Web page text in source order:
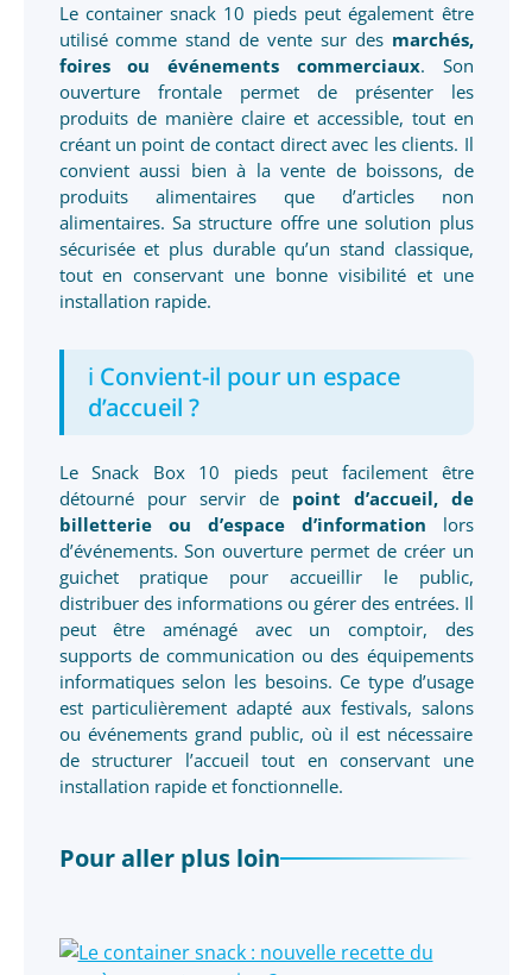
Le container snack 10 pieds peut également être
utilisé comme stand de vente sur des marchés,
foires ou événements commerciaux. Son
ouverture frontale permet de présenter les
produits de manière claire et accessible, tout en
créant un point de contact direct avec les clients. Il
convient aussi bien à la vente de boissons, de
produits alimentaires que d’articles non
alimentaires. Sa structure offre une solution plus
sécurisée et plus durable qu’un stand classique,
tout en conservant une bonne visibilité et une
installation rapide.
ℹ️ Convient-il pour un espace
d’accueil ?
Le Snack Box 10 pieds peut facilement être
détourné pour servir de point d’accueil, de
billetterie ou d’espace d’information lors
d’événements. Son ouverture permet de créer un
guichet pratique pour accueillir le public,
distribuer des informations ou gérer des entrées. Il
peut être aménagé avec un comptoir, des
supports de communication ou des équipements
informatiques selon les besoins. Ce type d’usage
est particulièrement adapté aux festivals, salons
ou événements grand public, où il est nécessaire
de structurer l’accueil tout en conservant une
installation rapide et fonctionnelle.
Pour aller plus loin